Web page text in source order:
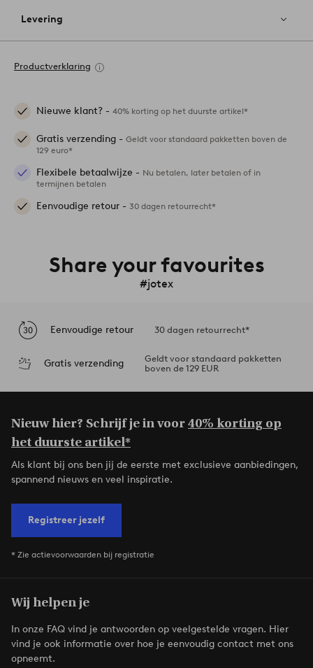
Levering
Productverklaring
Nieuwe klant? - 40% korting op het duurste artikel*
Gratis verzending - Geldt voor standaard pakketten boven de
129 euro*
Flexibele betaalwijze - Nu betalen, later betalen of in
termijnen betalen
Eenvoudige retour - 30 dagen retourrecht*
Share your favourites
#jotex
Eenvoudige retour 30 dagen retourrecht*
Gratis verzending
Geldt voor standaard pakketten
boven de 129 EUR
Nieuw hier? Schrijf je in voor40% korting op
het duurste artikel*
Als klant bij ons ben jij de eerste met exclusieve aanbiedingen,
spannend nieuws en veel inspiratie.
Registreer jezelf
* Zie actievoorwaarden bij registratie
Wij helpen je
In onze FAQ vind je antwoorden op veelgestelde vragen. Hier
vind je ook informatie over hoe je eenvoudig contact met ons
opneemt.